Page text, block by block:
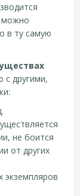
можно
в ту самую
с другими,
не боится
от других
экземпляров